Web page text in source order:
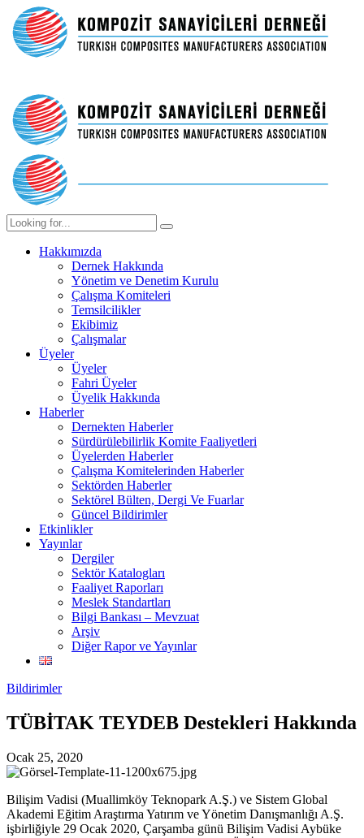
Hakkımızda
Dernek Hakkında
Yönetim ve Denetim Kurulu
Çalışma Komiteleri
Temsilcilikler
Ekibimiz
Çalışmalar
Üyeler
Üyeler
Fahri Üyeler
Üyelik Hakkında
Haberler
Dernekten Haberler
Sürdürülebilirlik Komite Faaliyetleri
Üyelerden Haberler
Çalışma Komitelerinden Haberler
Sektörden Haberler
Sektörel Bülten, Dergi Ve Fuarlar
Güncel Bildirimler
Etkinlikler
Yayınlar
Dergiler
Sektör Katalogları
Faaliyet Raporları
Meslek Standartları
Bilgi Bankası – Mevzuat
Arşiv
Diğer Rapor ve Yayınlar
Bildirimler
TÜBİTAK TEYDEB Destekleri Hakkında
Ocak 25, 2020
Bilişim Vadisi (Muallimköy Teknopark A.Ş.) ve Sistem Global
Akademi Eğitim Araştırma Yatırım ve Yönetim Danışmanlığı A.Ş.
işbirliğiyle 29 Ocak 2020, Çarşamba günü Bilişim Vadisi Aybüke